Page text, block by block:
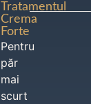
Tratamentul
Crema
Forte
Pentru
păr
mai
scurt